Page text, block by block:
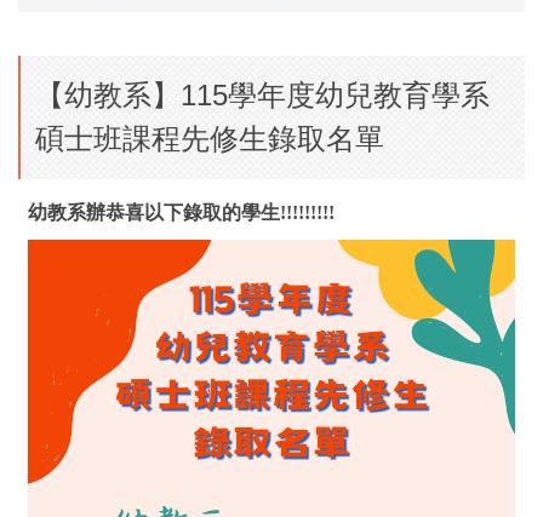
【幼教系】115學年度幼兒教育學系
碩士班課程先修生錄取名單
幼教系辦恭喜以下錄取的學生!!!!!!!!!